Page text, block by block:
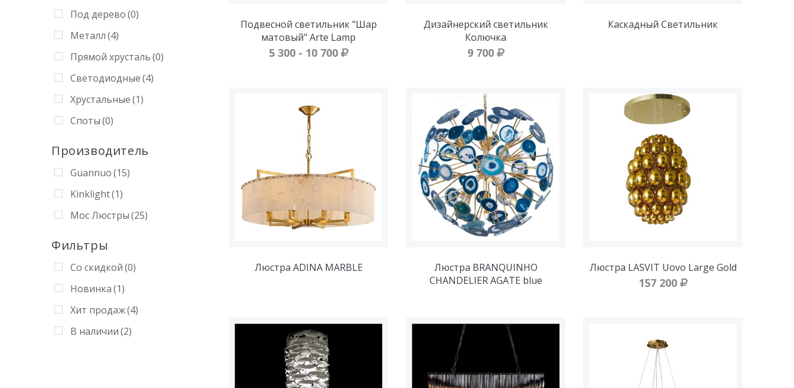
Под дерево(0)
Металл(4)
Прямой хрусталь(0)
Светодиодные(4)
Хрустальные(1)
Споты(0)
Производитель
Guannuo(15)
Kinklight(1)
Мос Люстры(25)
Фильтры
Со скидкой(0)
Новинка(1)
Хит продаж(4)
В наличии(2)
Подвесной светильник "Шар
матовый" Arte Lamp
5 300 - 10 700
Дизайнерский светильник
Колючка
9 700
Каскадный Cветильник
Люстра ADINA MARBLE
Люстра BRANQUINHO
CHANDELIER AGATE blue
Люстра LASVIT Uovo Large Gold
157 200